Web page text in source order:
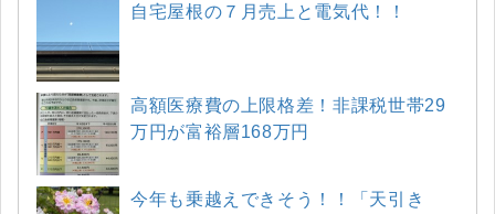
自宅屋根の７月売上と電気代！！
高額医療費の上限格差！非課税世帯29
万円が富裕層168万円
今年も乗越えできそう！！「天引き